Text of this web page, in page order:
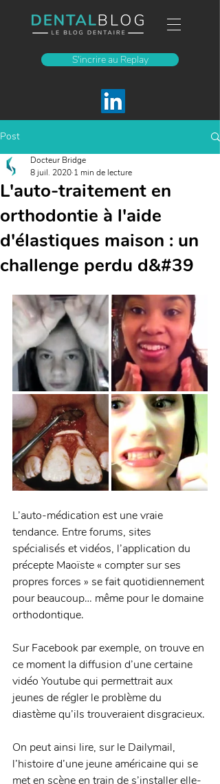
S'incrire au Replay
Post
L'auto-traitement en
orthodontie à l'aide
d'élastiques maison : un
challenge perdu d&#39
Docteur Bridge
8 juil. 2020 1 min de lecture
L’auto-médication est une vraie
tendance. Entre forums, sites
spécialisés et vidéos, l’application du
précepte Maoïste « compter sur ses
propres forces » se fait quotidiennement
pour beaucoup… même pour le domaine
orthodontique.
Sur Facebook par exemple, on trouve en
ce moment la diffusion d’une certaine
vidéo Youtube qui permettrait aux
jeunes de régler le problème du
diastème qu’ils trouveraient disgracieux.
On peut ainsi lire, sur le Dailymail,
l’histoire d’une jeune américaine qui se
met en scène en train de s’installer elle-